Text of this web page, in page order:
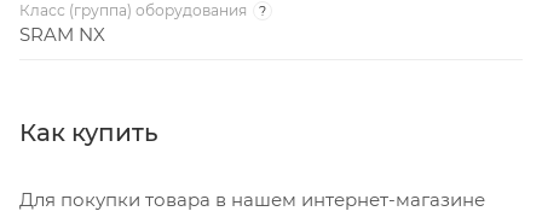
Класс (группа) оборудования ?
SRAM NX
Как купить
Для покупки товара в нашем интернет-магазине